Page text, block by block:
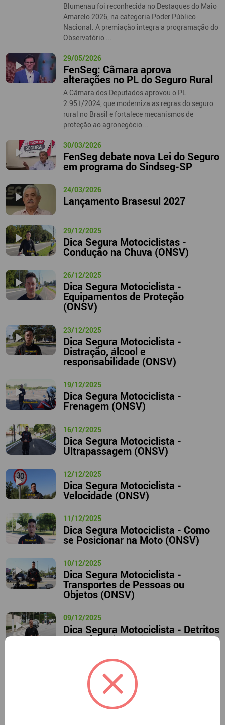
Blumenau foi reconhecida no Destaques do Maio
Amarelo 2026, na categoria Poder Público
Nacional. A premiação integra a programação do
Observatório ...
29/05/2026
FenSeg: Câmara aprova
alterações no PL do Seguro Rural
A Câmara dos Deputados aprovou o PL
2.951/2024, que moderniza as regras do seguro
rural no Brasil e fortalece mecanismos de
proteção ao agronegócio...
30/03/2026
FenSeg debate nova Lei do Seguro
em programa do Sindseg-SP
24/03/2026
Lançamento Brasesul 2027
29/12/2025
Dica Segura Motociclistas -
Condução na Chuva (ONSV)
26/12/2025
Dica Segura Motociclista -
Equipamentos de Proteção
(ONSV)
23/12/2025
Dica Segura Motociclista -
Distração, álcool e
responsabilidade (ONSV)
19/12/2025
Dica Segura Motociclista -
Frenagem (ONSV)
16/12/2025
Dica Segura Motociclista -
Ultrapassagem (ONSV)
12/12/2025
Dica Segura Motociclista -
Velocidade (ONSV)
11/12/2025
Dica Segura Motociclista - Como
se Posicionar na Moto (ONSV)
10/12/2025
Dica Segura Motociclista -
Transportes de Pessoas ou
Objetos (ONSV)
09/12/2025
Dica Segura Motociclista - Detritos
no Asfalto (ONSV)
01/12/2025
Dica Segura Motociclista -
Percepção de Riscos na Condução
(ONSV)